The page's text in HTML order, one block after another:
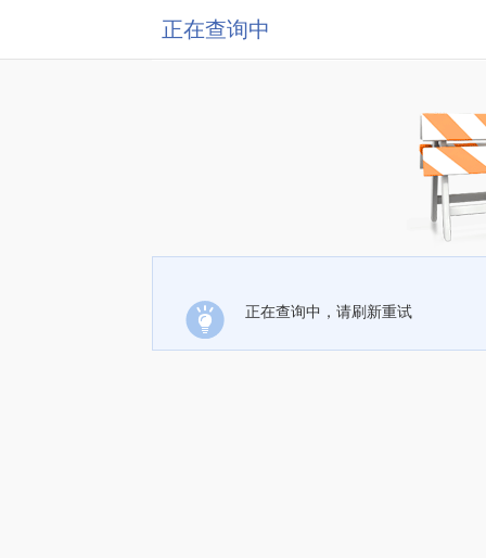
正在查询中
正在查询中，请刷新重试